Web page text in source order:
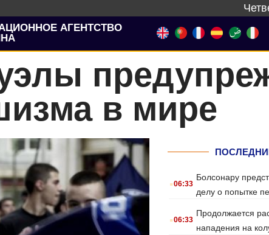
АГЕНТСТВО
в мире
.06:33
Болсонару
делу о попытке
.06:33
Продолжается
нападения на